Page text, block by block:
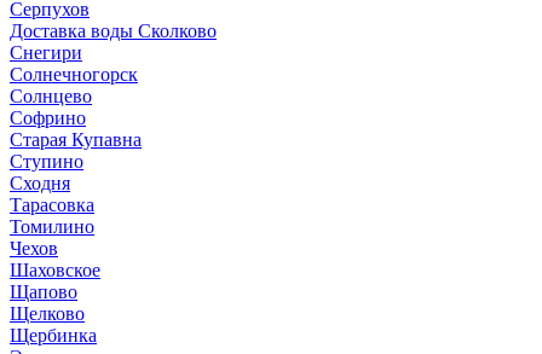
Серпухов
Доставка воды Сколково
Снегири
Солнечногорск
Солнцево
Софрино
Старая Купавна
Ступино
Сходня
Тарасовка
Томилино
Чехов
Шаховское
Щапово
Щелково
Щербинка